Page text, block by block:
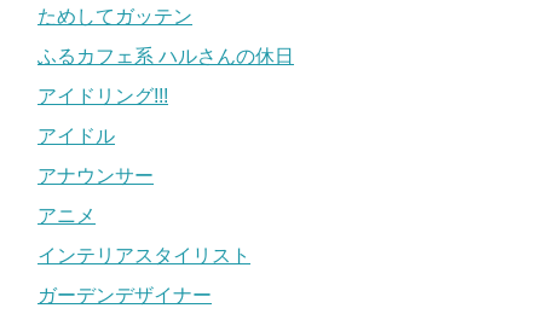
ためしてガッテン
ふるカフェ系 ハルさんの休日
アイドリング!!!
アイドル
アナウンサー
アニメ
インテリアスタイリスト
ガーデンデザイナー